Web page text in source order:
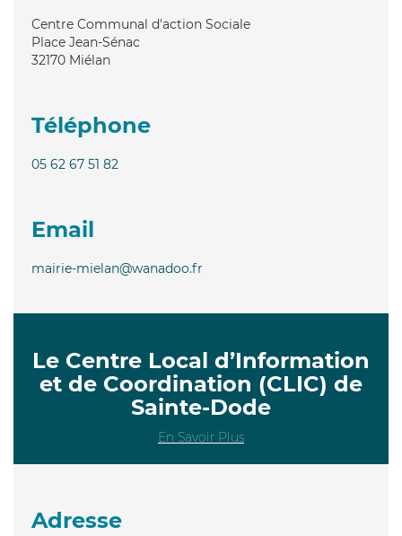
Centre Communal d'action Sociale
Place Jean-Sénac
32170 Miélan
Téléphone
05 62 67 51 82
Email
mairie-mielan@wanadoo.fr
Le Centre Local d’Information
et de Coordination (CLIC) de
Sainte-Dode
En Savoir Plus
Adresse